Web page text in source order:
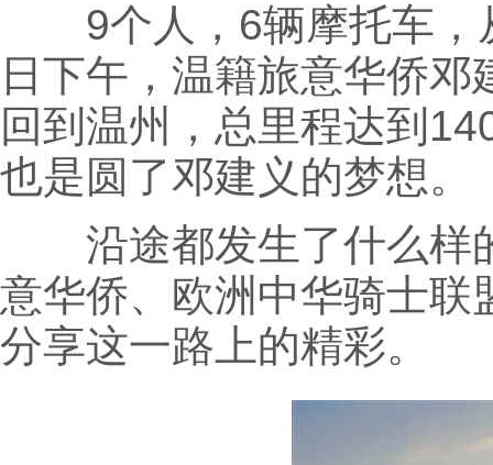
9个人，6辆摩托车，
日下午，温籍旅意华侨
回到温州，总里程达到
也是圆了邓建义的梦想。
沿途都发生了什么样
意华侨、欧洲中华骑士联
分享这一路上的精彩。